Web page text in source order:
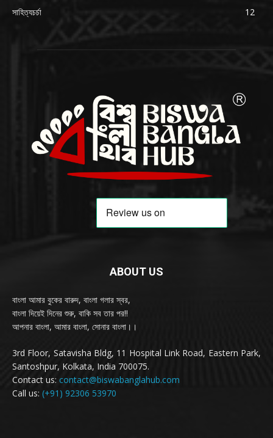
সাহিত্যচর্চা
12
ABOUT US
বাংলা আমার বুকের বারুদ, বাংলা গলার স্বর,
বাংলা দিয়েই দিনের শুরু, বাকি সব তার পর!!
আপনার বাংলা, আমার বাংলা, সোনার বাংলা।।
3rd Floor, Satavisha Bldg, 11 Hospital Link Road, Eastern Park,
Santoshpur, Kolkata, India 700075.
Contact us: contact@biswabanglahub.com
Call us: (+91) 92306 53970